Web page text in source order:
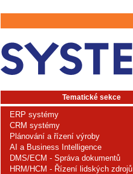
Tematické sekce
ERP systémy
CRM systémy
Plánování a řízení výroby
AI a Business Intelligence
DMS/ECM - Správa dokumentů
HRM/HCM - Řízení lidských zdrojů